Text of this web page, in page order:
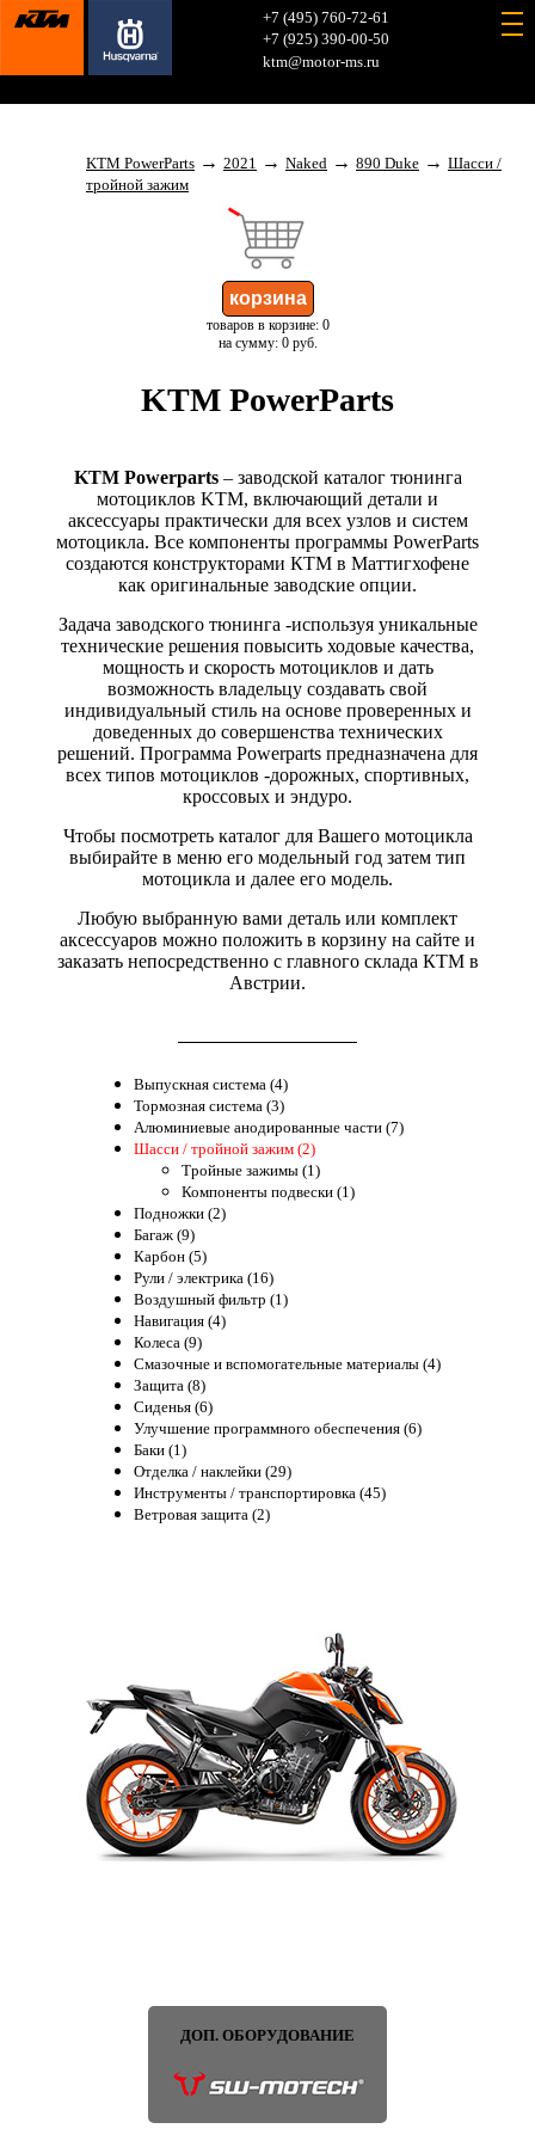
+7 (495) 760-72-61
+7 (925) 390-00-50
ktm@motor-ms.ru
KTM PowerParts → 2021 → Naked → 890 Duke → Шасси /
тройной зажим
товаров в корзине: 0
на сумму: 0 руб.
KTM PowerParts
KTM Powerparts– заводской каталог тюнинга
мотоциклов KTM, включающий детали и
аксессуары практически для всех узлов и систем
мотоцикла. Все компоненты программы PowerParts
создаются конструкторами КТМ в Маттигхофене
как оригинальные заводские опции.
Задача заводского тюнинга -используя уникальные
технические решения повысить ходовые качества,
мощность и скорость мотоциклов и дать
возможность владельцу создавать свой
индивидуальный стиль на основе проверенных и
доведенных до совершенства технических
решений. Программа Powerparts предназначена для
всех типов мотоциклов -дорожных, спортивных,
кроссовых и эндуро.
Чтобы посмотреть каталог для Вашего мотоцикла
выбирайте в меню его модельный год затем тип
мотоцикла и далее его модель.
Любую выбранную вами деталь или комплект
аксессуаров можно положить в корзину на сайте и
заказать непосредственно с главного склада КТМ в
Австрии.
Выпускная система (4)
Тормозная система (3)
Алюминиевые анодированные части (7)
Шасси / тройной зажим (2)
Тройные зажимы (1)
Компоненты подвески (1)
Подножки (2)
Багаж (9)
Карбон (5)
Рули / электрика (16)
Воздушный фильтр (1)
Навигация (4)
Колеса (9)
Смазочные и вспомогательные материалы (4)
Защита (8)
Сиденья (6)
Улучшение программного обеспечения (6)
Баки (1)
Отделка / наклейки (29)
Инструменты / транспортировка (45)
Ветровая защита (2)
ДОП. ОБОРУДОВАНИЕ